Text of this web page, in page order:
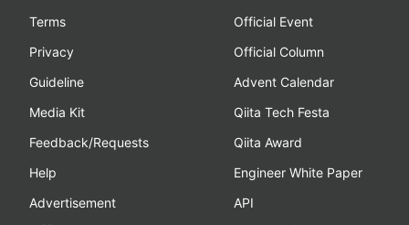
Terms
Privacy
Guideline
Media Kit
Feedback/Requests
Help
Advertisement
Official Event
Official Column
Advent Calendar
Qiita Tech Festa
Qiita Award
Engineer White Paper
API